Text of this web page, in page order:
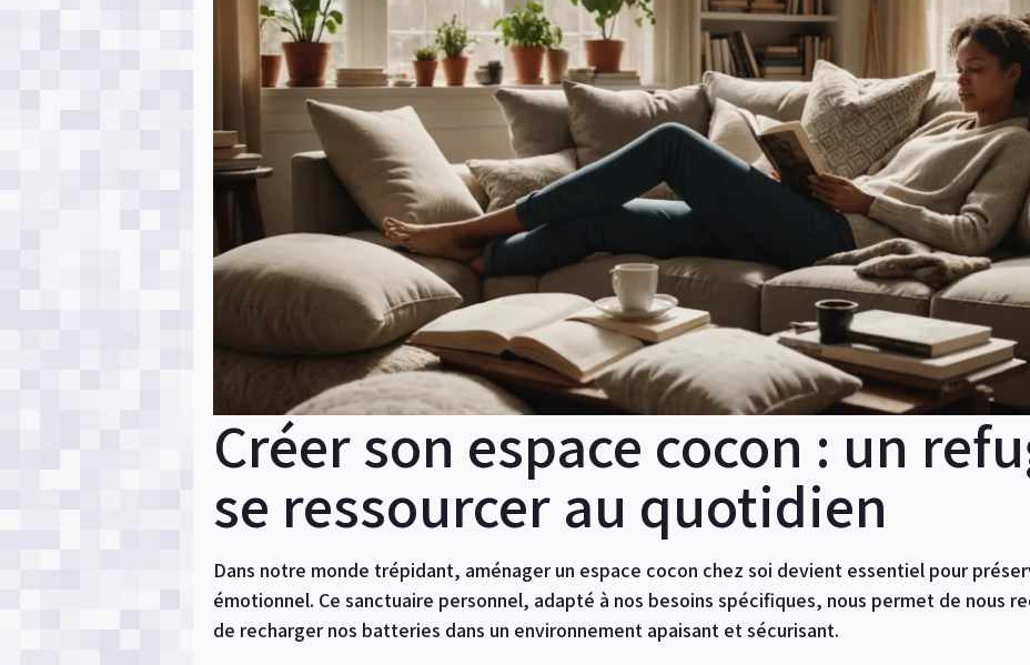
Créer son espace cocon : un
se ressourcer au quotidien
Dans notre monde trépidant, aménager un espace cocon chez soi devient essentiel pour
émotionnel. Ce sanctuaire personnel, adapté à nos besoins spécifiques, nous permet de nous
de recharger nos batteries dans un environnement apaisant et sécurisant.